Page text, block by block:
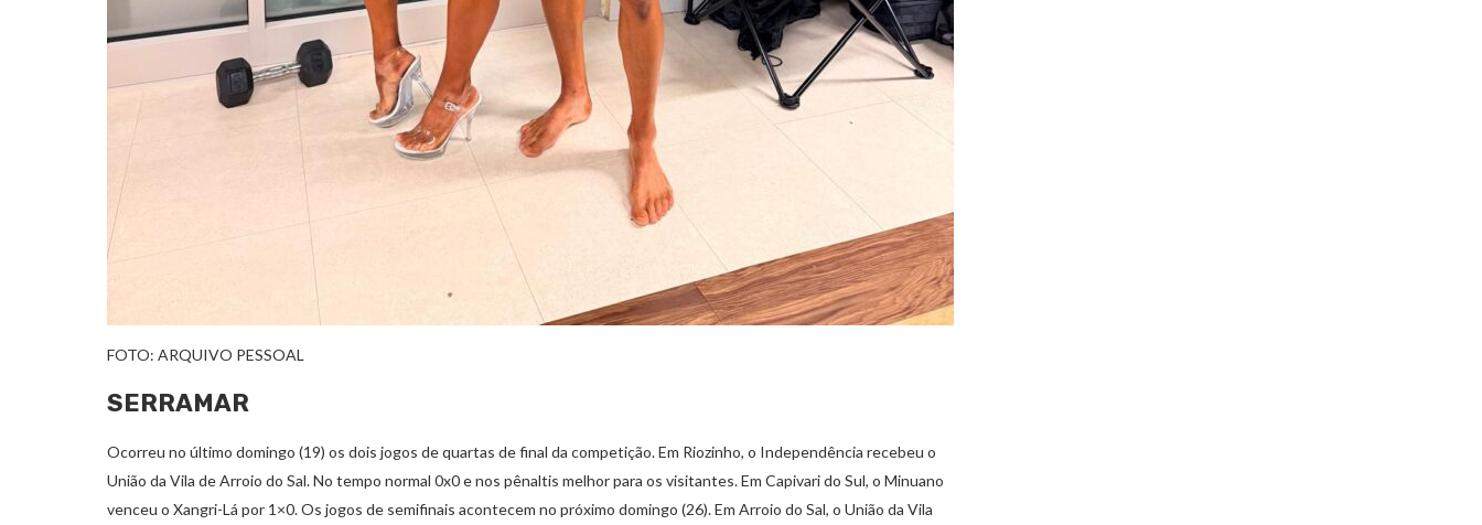
FOTO: ARQUIVO PESSOAL
SERRAMAR
Ocorreu no último domingo (19) os dois jogos de quartas de final da competição. Em Riozinho, o Independência recebeu o
União da Vila de Arroio do Sal. No tempo normal 0x0 e nos pênaltis melhor para os visitantes. Em Capivari do Sul, o Minuano
venceu o Xangri-Lá por 1×0. Os jogos de semifinais acontecem no próximo domingo (26). Em Arroio do Sal, o União da Vila